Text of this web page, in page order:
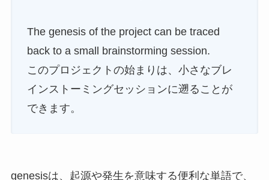
The genesis of the project can be traced
back to a small brainstorming session.
このプロジェクトの始まりは、小さなブレ
インストーミングセッションに遡ることが
できます。
genesisは、起源や発生を意味する便利な単語で、